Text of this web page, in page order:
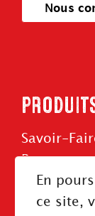
Nous
Savoir-
Roues
Rouleaux
Courroies
En
ce site,